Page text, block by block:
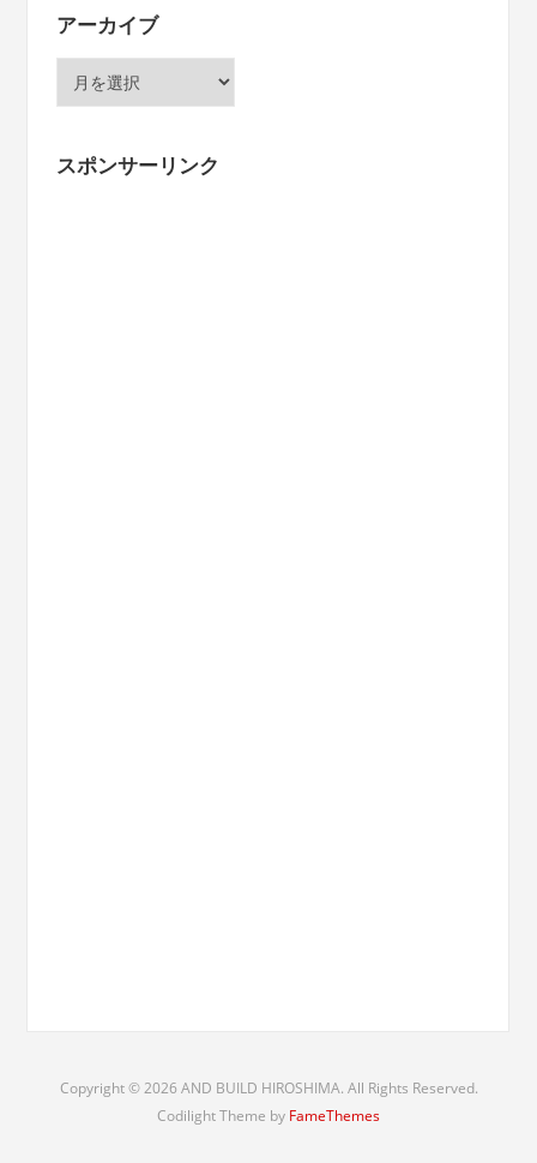
アーカイブ
ブ
スポンサーリンク
Copyright © 2026 AND BUILD HIROSHIMA. All Rights Reserved.
Codilight Theme by FameThemes